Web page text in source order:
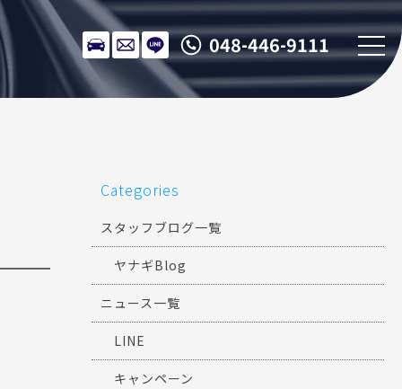
048-446-9111
Categories
スタッフブログ一覧
ヤナギBlog
ニュース一覧
LINE
キャンペーン